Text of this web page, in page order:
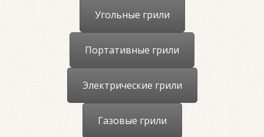
Угольные грили
Портативные грили
Электрические грили
Газовые грили